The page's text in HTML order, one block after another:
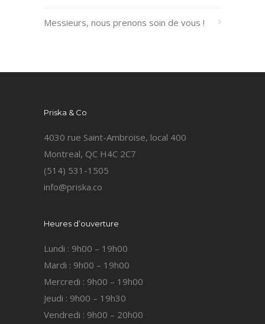
Messieurs, nous prenons soin de vous !
Priska & Co
4030 rue Saint-Ambroise, local 400
Montreal, QC H4C 2C7
(514) 531-1505
info@priska.co
Heures d’ouverture
Lundi : 9h00 – 19h00
Mardi : 9h00 – 19h00
Mercredi : 9h00 – 19h00
Jeudi : 9h00 – 19h30
Vendredi : 9h00 – 20h00